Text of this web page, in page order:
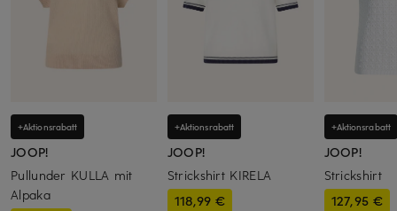
+Aktionsrabatt
JOOP!
Pullunder KULLA mit
Alpaka
+Aktionsrabatt
JOOP!
Strickshirt KIRELA
118,99 €
+Aktionsrabatt
JOOP!
Strickshirt
127,95 €